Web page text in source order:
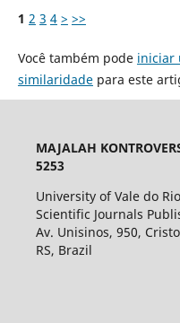
1 2 3 4 > >>
Você também pode iniciar
similaridadepara este
MAJALAH
5253
University of Vale do
Scientific Journals
Av. Unisinos, 950,
RS, Brazil